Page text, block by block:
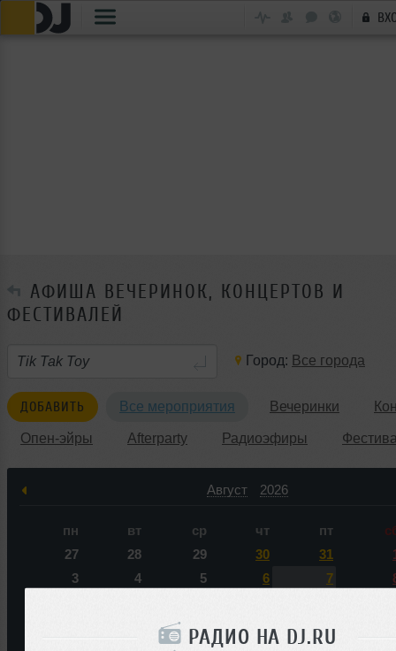
РАДИО НА DJ.RU
АФИША ВЕЧЕРИНОК, КОНЦЕРТОВ И
ФЕСТИВАЛЕЙ
Город: Все города
ДОБАВИТЬ Все мероприятия Вечеринки
Опен-эйры Afterparty Радиоэфиры
Август 2026
пн вт ср чт пт
27
28 29 30 31
3
4 5 6 7
19 20 21